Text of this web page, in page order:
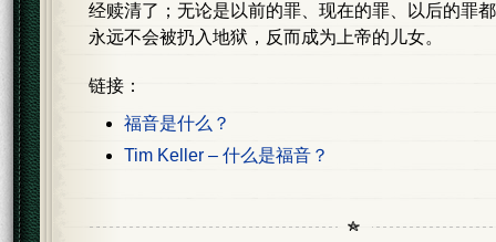
经赎清了；无论是以前的罪、现在的罪、以后的罪
永远不会被扔入地狱，反而成为上帝的儿女。
链接：
福音是什么？
Tim Keller – 什么是福音？